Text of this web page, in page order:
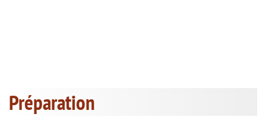
Préparation